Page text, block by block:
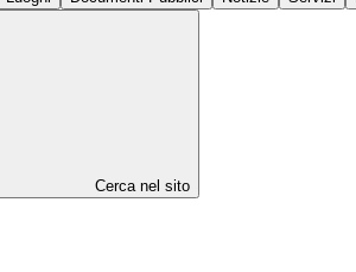
Cerca nel sito